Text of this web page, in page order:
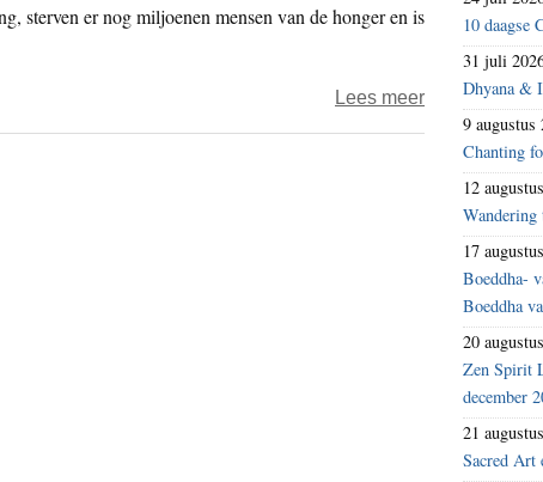
sterven er nog miljoenen mensen van de honger en is
Lees meerover
Verdwaald
werkelijkheid
10 daagse
31 juli
Dhyana &
9 augustus
Chanting
12
17
Boeddha-
Boeddha
20
Zen Spirit
december
21
Sacred Art